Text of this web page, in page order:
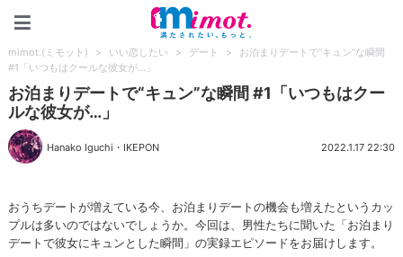
mimot.(ミモット) > いい恋したい > デート >
お泊まりデートで“キュン”な瞬間
#1「いつもはクールな彼女が…」
お泊まりデートで“キュン”な瞬間 #1「いつもはクー
ルな彼女が…」
Hanako Iguchi ・ IKEPON 2022.1.17 22:30
おうちデートが増えている今、お泊まりデートの機会も増えたというカッ
プルは多いのではないでしょうか。今回は、男性たちに聞いた「お泊まり
デートで彼女にキュンとした瞬間」の実録エピソードをお届けします。